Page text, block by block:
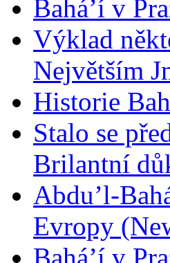
Bahá’í v
Výklad
Největším
Historie
Stalo se
Brilantní
Abdu’l-
Evropy